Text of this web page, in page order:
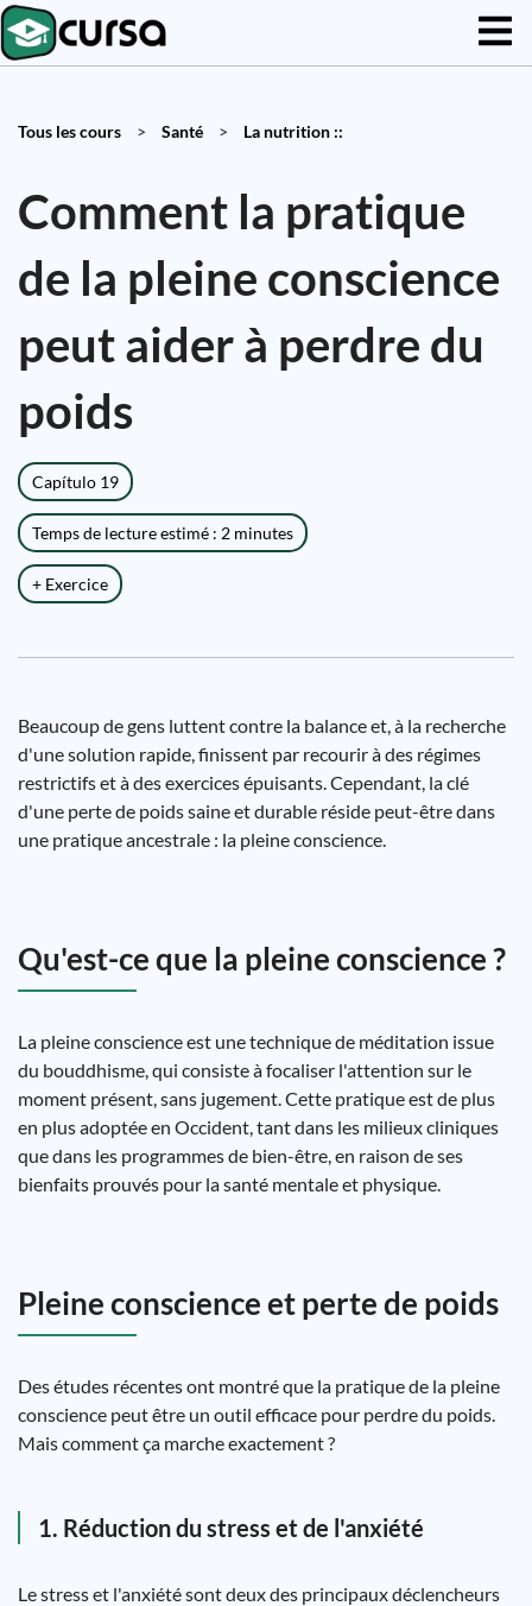
Tous les cours > Santé > La nutrition ::
Comment la pratique
de la pleine conscience
peut aider à perdre du
poids
Capítulo 19
Temps de lecture estimé : 2 minutes
+ Exercice
Beaucoup de gens luttent contre la balance et, à la recherche
d'une solution rapide, finissent par recourir à des régimes
restrictifs et à des exercices épuisants. Cependant, la clé
d'une perte de poids saine et durable réside peut-être dans
une pratique ancestrale : la pleine conscience.
Qu'est-ce que la pleine conscience ?
La pleine conscience est une technique de méditation issue
du bouddhisme, qui consiste à focaliser l'attention sur le
moment présent, sans jugement. Cette pratique est de plus
en plus adoptée en Occident, tant dans les milieux cliniques
que dans les programmes de bien-être, en raison de ses
bienfaits prouvés pour la santé mentale et physique.
Pleine conscience et perte de poids
Des études récentes ont montré que la pratique de la pleine
conscience peut être un outil efficace pour perdre du poids.
Mais comment ça marche exactement ?
1. Réduction du stress et de l'anxiété
Le stress et l'anxiété sont deux des principaux déclencheurs